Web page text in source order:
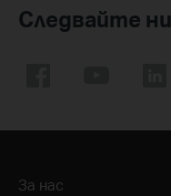
Следвайте ни
За нас